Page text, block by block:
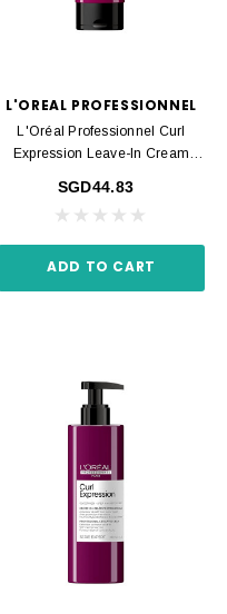
L'OREAL PROFESSIONNEL
L'Oréal Professionnel Curl
Expression Leave-In Cream
SGD44.83
ADD TO CART